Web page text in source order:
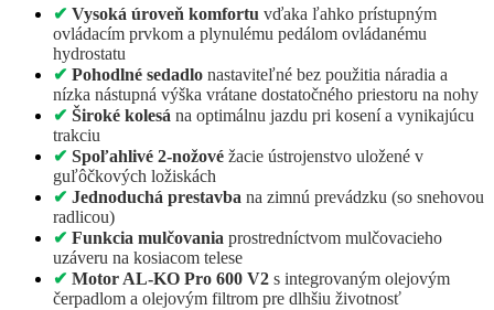
✔ Vysoká úroveň komfortu vďaka ľahko prístupným
ovládacím prvkom a plynulému pedálom ovládanému
hydrostatu
✔ Pohodlné sedadlo nastaviteľné bez použitia náradia a
nízka nástupná výška vrátane dostatočného priestoru na nohy
✔ Široké kolesá na optimálnu jazdu pri kosení a vynikajúcu
trakciu
✔ Spoľahlivé 2-nožové žacie ústrojenstvo uložené v
guľôčkových ložiskách
✔ Jednoduchá prestavba na zimnú prevádzku (so snehovou
radlicou)
✔ Funkcia mulčovania prostredníctvom mulčovacieho
uzáveru na kosiacom telese
✔ Motor AL-KO Pro 600 V2 s integrovaným olejovým
čerpadlom a olejovým filtrom pre dlhšiu životnosť